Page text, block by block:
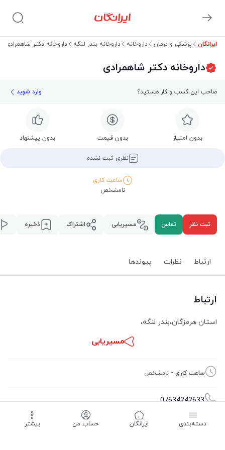
ایرانگان پزشکی و درمان داروخانه داروخانه بندر لنگه داروخانه دکتر شاهمرادی
داروخانه دکتر شاهمرادی
صاحب این کسب و کار هستید؟ وارد شوید
بدون امتیاز بدون قیمت بدون پیشنهاد
نظری ثبت نشده
ساعت کاری
نامشخص
ثبت نظر تماس مسیریابی اشتراک ذخیره
ارتباط نظرات پیوند‌ها
ارتباط
استان هرمزگان،بندر لنگه،
مسیریابی
ساعت کاری - نامشخص
07634242633
دسته‌بندی ‌ایرانگان حساب من بیشتر